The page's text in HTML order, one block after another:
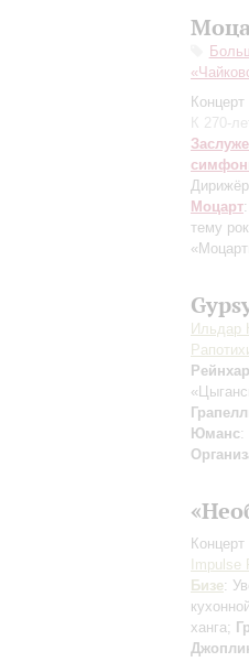
К 270-
Моцарт
тему
Ильдар
Юманс:
Impulse
Бизе:
ханга;